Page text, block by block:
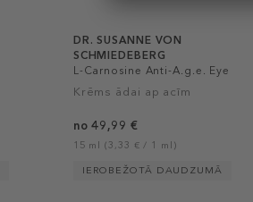
DR. SUSANNE VON
SCHMIEDEBERG
L-Carnosine Anti-A.g.e. Eye
Cream
Krēms ādai ap acīm
no 49,99 €
15 ml (3,33 € / 1 ml)
IEROBEŽOTĀ DAUDZUMĀ